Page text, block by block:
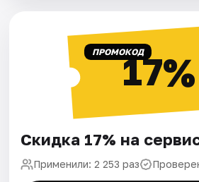
ПРОМОКОД17%
Скидка 17% на
Применили: 2 253 раз